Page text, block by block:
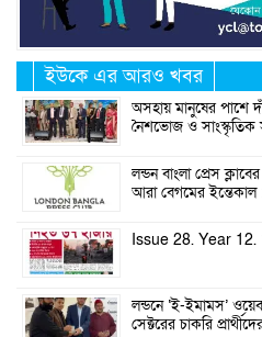
ইউকে এর আরও খবর
অসহায় মানুষের পাশে
নৈশভোজ ও সাংস্কৃতিক
লন্ডন বাংলা প্রেস
আরা বেগমের
Issue 28. Year
লন্ডনে ‘ই-ইমামস’
সেক্টরের চাকরি